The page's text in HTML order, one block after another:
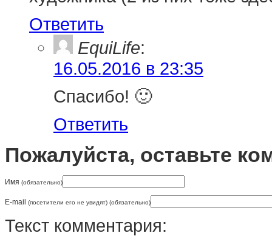
Ответить
EquiLife:
16.05.2016 в 23:35
Спасибо! 🙂
Ответить
Пожалуйста, оставьте
Имя (обязательно)
E-mail (посетители его не увидят) (обязательно)
Текст комментария: